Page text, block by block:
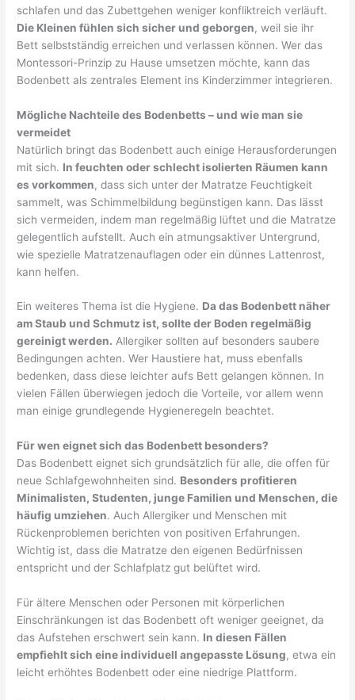
schlafen und das Zubettgehen weniger konfliktreich verläuft.
Die Kleinen fühlen sich sicher und geborgen, weil sie ihr
Bett selbstständig erreichen und verlassen können. Wer das
Montessori-Prinzip zu Hause umsetzen möchte, kann das
Bodenbett als zentrales Element ins Kinderzimmer integrieren.
Mögliche Nachteile des Bodenbetts – und wie man sie
vermeidet
Natürlich bringt das Bodenbett auch einige Herausforderungen
mit sich. In feuchten oder schlecht isolierten Räumen kann
es vorkommen, dass sich unter der Matratze Feuchtigkeit
sammelt, was Schimmelbildung begünstigen kann. Das lässt
sich vermeiden, indem man regelmäßig lüftet und die Matratze
gelegentlich aufstellt. Auch ein atmungsaktiver Untergrund,
wie spezielle Matratzenauflagen oder ein dünnes Lattenrost,
kann helfen.
Ein weiteres Thema ist die Hygiene. Da das Bodenbett näher
am Staub und Schmutz ist, sollte der Boden regelmäßig
gereinigt werden. Allergiker sollten auf besonders saubere
Bedingungen achten. Wer Haustiere hat, muss ebenfalls
bedenken, dass diese leichter aufs Bett gelangen können. In
vielen Fällen überwiegen jedoch die Vorteile, vor allem wenn
man einige grundlegende Hygieneregeln beachtet.
Für wen eignet sich das Bodenbett besonders?
Das Bodenbett eignet sich grundsätzlich für alle, die offen für
neue Schlafgewohnheiten sind. Besonders profitieren
Minimalisten, Studenten, junge Familien und Menschen, die
häufig umziehen. Auch Allergiker und Menschen mit
Rückenproblemen berichten von positiven Erfahrungen.
Wichtig ist, dass die Matratze den eigenen Bedürfnissen
entspricht und der Schlafplatz gut belüftet wird.
Für ältere Menschen oder Personen mit körperlichen
Einschränkungen ist das Bodenbett oft weniger geeignet, da
das Aufstehen erschwert sein kann. In diesen Fällen
empfiehlt sich eine individuell angepasste Lösung, etwa ein
leicht erhöhtes Bodenbett oder eine niedrige Plattform.